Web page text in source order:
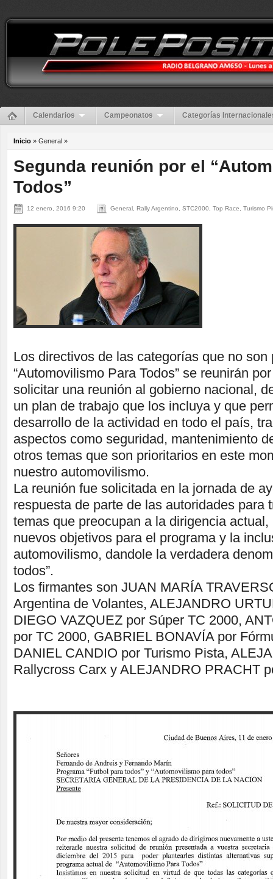
Calendarios Campeonatos Categorías
Inicio » General »
Segunda reunión por el
Todos”
12 enero, 2016 9:20 General, Rally Argentino, STC2000, Top Race, Turismo
Los directivos de las categorías que no son
“Automovilismo Para Todos” se reunirán
solicitar una reunión al gobierno nacional,
un plan de trabajo que los incluya y que
desarrollo de la actividad en todo el país,
aspectos como seguridad, mantenimiento
otros temas que son prioritarios en este
nuestro automovilismo.
La reunión fue solicitada en la jornada de
respuesta de parte de las autoridades para
temas que preocupan a la dirigencia
nuevos objetivos para el programa y la
automovilismo, dandole la verdadera
todos”.
Los firmantes son JUAN MARÍA
Argentina de Volantes, ALEJANDRO
DIEGO VAZQUEZ por Súper TC 2000,
por TC 2000, GABRIEL BONAVÍA por
DANIEL CANDIO por Turismo Pista,
Rallycross Carx y ALEJANDRO PRACHT